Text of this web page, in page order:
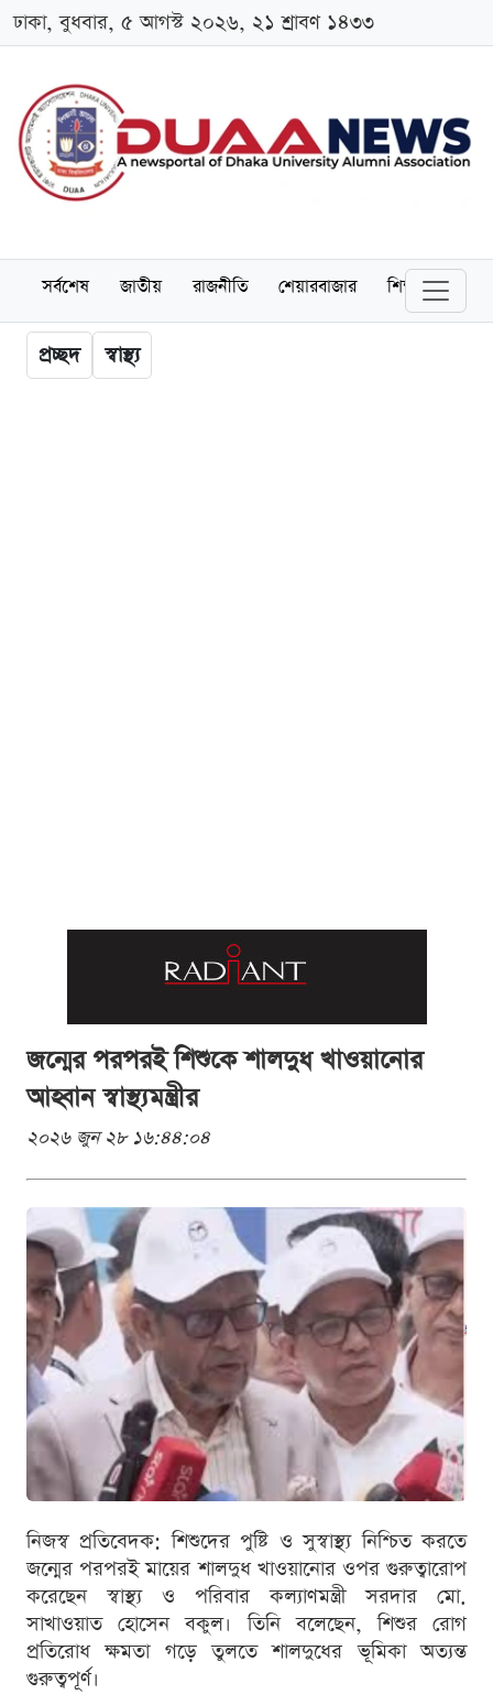
ঢাকা, বুধবার, ৫ আগস্ট ২০২৬, ২১ শ্রাবণ ১৪৩৩
সর্বশেষ জাতীয় রাজনীতি শেয়ারবাজার শিক্ষা
প্রচ্ছদ স্বাস্থ্য
জন্মের পরপরই শিশুকে শালদুধ খাওয়ানোর
আহ্বান স্বাস্থ্যমন্ত্রীর
২০২৬ জুন ২৮ ১৬:৪৪:০৪
নিজস্ব প্রতিবেদক: শিশুদের পুষ্টি ও সুস্বাস্থ্য নিশ্চিত করতে
জন্মের পরপরই মায়ের শালদুধ খাওয়ানোর ওপর গুরুত্বারোপ
করেছেন স্বাস্থ্য ও পরিবার কল্যাণমন্ত্রী সরদার মো.
সাখাওয়াত হোসেন বকুল। তিনি বলেছেন, শিশুর রোগ
প্রতিরোধ ক্ষমতা গড়ে তুলতে শালদুধের ভূমিকা অত্যন্ত
গুরুত্বপূর্ণ।